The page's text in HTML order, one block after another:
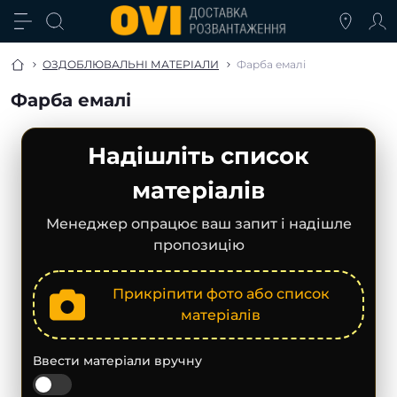
ОЗДОБЛЮВАЛЬНІ МАТЕРІАЛИ Фарба емалі
Фарба емалі
Надішліть список
матеріалів
Менеджер опрацює ваш запит і надішле
пропозицію
Прикріпити фото або список
матеріалів
Ввести матеріали вручну